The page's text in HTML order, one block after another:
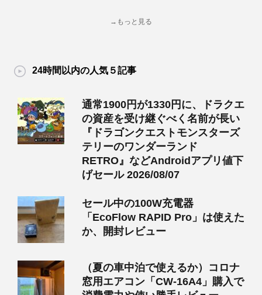
→もっと見る
24時間以内の人気５記事
通常1900円が1330円に、ドラクエ
の資産を受け継ぐべく名前が長い
『ドラゴンクエストモンスターズ
テリーのワンダーランド
RETRO』などAndroidアプリ値下
げセール 2026/08/07
セール中の100W充電器
「EcoFlow RAPID Pro」は使えた
か、開封レビュー
（夏の車中泊で使えるか）コロナ
窓用エアコン「CW-16A4」購入で